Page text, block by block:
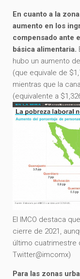
En cuanto a la
aumento en los
compensado ante
básica alimentaria.
hubo un aumento
(que equivale de
mientras que la
(equivalente a
El IMCO destaca
cierre de 2021,
último cuatrimestre
Twitter@imcomx)
Para las zonas